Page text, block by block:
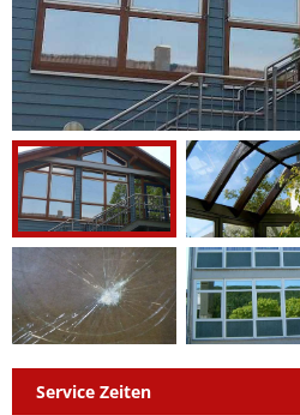
Service Zeiten